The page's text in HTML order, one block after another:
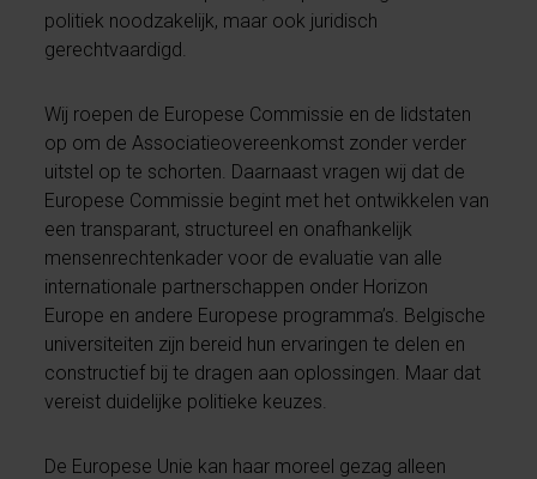
politiek noodzakelijk, maar ook juridisch
gerechtvaardigd.
Wij roepen de Europese Commissie en de lidstaten
op om de Associatieovereenkomst zonder verder
uitstel op te schorten. Daarnaast vragen wij dat de
Europese Commissie begint met het ontwikkelen van
een transparant, structureel en onafhankelijk
mensenrechtenkader voor de evaluatie van alle
internationale partnerschappen onder Horizon
Europe en andere Europese programma’s. Belgische
universiteiten zijn bereid hun ervaringen te delen en
constructief bij te dragen aan oplossingen. Maar dat
vereist duidelijke politieke keuzes.
De Europese Unie kan haar moreel gezag alleen